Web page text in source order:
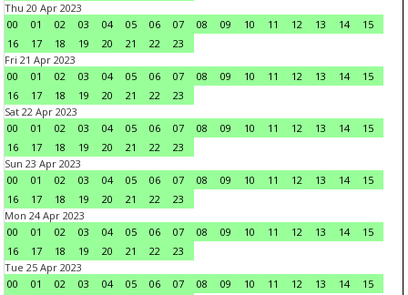
Thu 20 Apr 2023
00
01 02 03 04 05 06 07 08 09 10 11 12 13 14
15
16
17 18 19 20 21 22
23
Fri 21 Apr 2023
00
01 02 03 04 05 06 07 08 09 10 11 12 13 14
15
16
17 18 19 20 21 22
23
Sat 22 Apr 2023
00
01 02 03 04 05 06 07 08 09 10 11 12 13 14
15
16
17 18 19 20 21 22
23
Sun 23 Apr 2023
00
01 02 03 04 05 06 07 08 09 10 11 12 13 14
15
16
17 18 19 20 21 22
23
Mon 24 Apr 2023
00
01 02 03 04 05 06 07 08 09 10 11 12 13 14
15
16
17 18 19 20 21 22
23
Tue 25 Apr 2023
00
01 02 03 04 05 06 07 08 09 10 11 12 13 14
15